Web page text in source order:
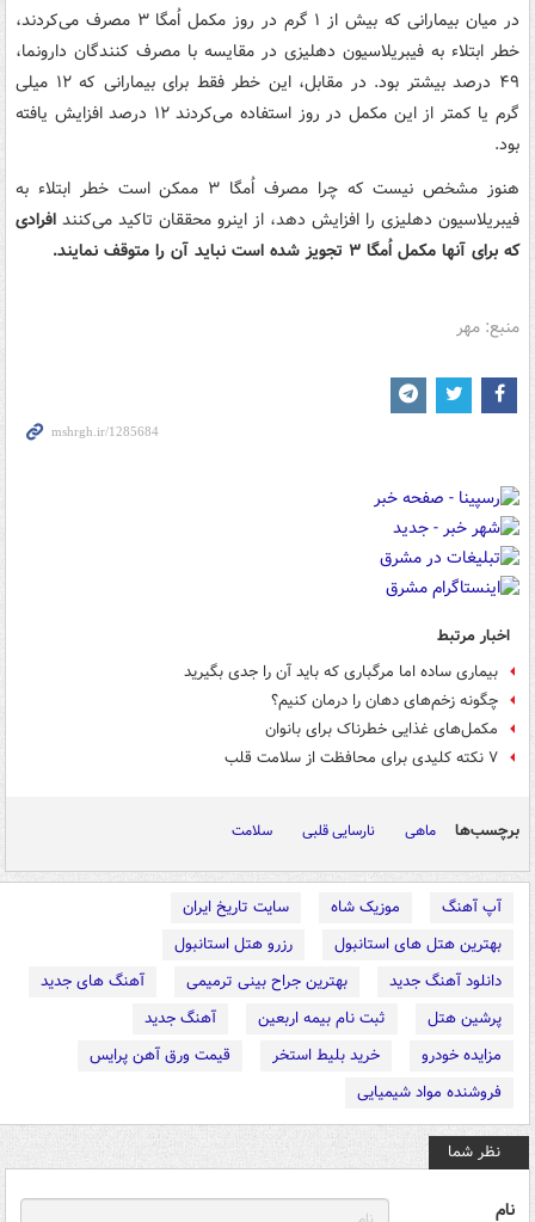
در میان بیمارانی که بیش از ۱ گرم در روز مکمل اُمگا ۳ مصرف می‌کردند،
خطر ابتلاء به فیبریلاسیون دهلیزی در مقایسه با مصرف کنندگان دارونما،
۴۹ درصد بیشتر بود. در مقابل، این خطر فقط برای بیمارانی که ۱۲ میلی
گرم یا کمتر از این مکمل در روز استفاده می‌کردند ۱۲ درصد افزایش یافته
بود.
هنوز مشخص نیست که چرا مصرف اُمگا ۳ ممکن است خطر ابتلاء به
فیبریلاسیون دهلیزی را افزایش دهد، از اینرو محققان تاکید می‌کنند افرادی
که برای آنها مکمل اُمگا ۳ تجویز شده است نباید آن را متوقف نمایند.
منبع: مهر
اخبار مرتبط
بیماری ساده اما مرگباری که باید آن را جدی بگیرید
چگونه زخم‌های دهان را درمان کنیم؟
مکمل‌های غذایی خطرناک برای بانوان
۷ نکته کلیدی برای محافظت از سلامت قلب
برچسب‌ها ماهی نارسایی قلبی سلامت
آپ آهنگ موزیک شاه
سایت تاریخ ایران
بهترین هتل های استانبول
رزرو هتل استانبول
دانلود آهنگ جدید
بهترین جراح بینی ترمیمی
آهنگ های جدید
پرشین هتل
ثبت نام بیمه اربعین
آهنگ جدید
مزایده خودرو
خرید بلیط استخر
قیمت ورق آهن پرایس
فروشنده مواد شیمیایی
نظر شما
نام